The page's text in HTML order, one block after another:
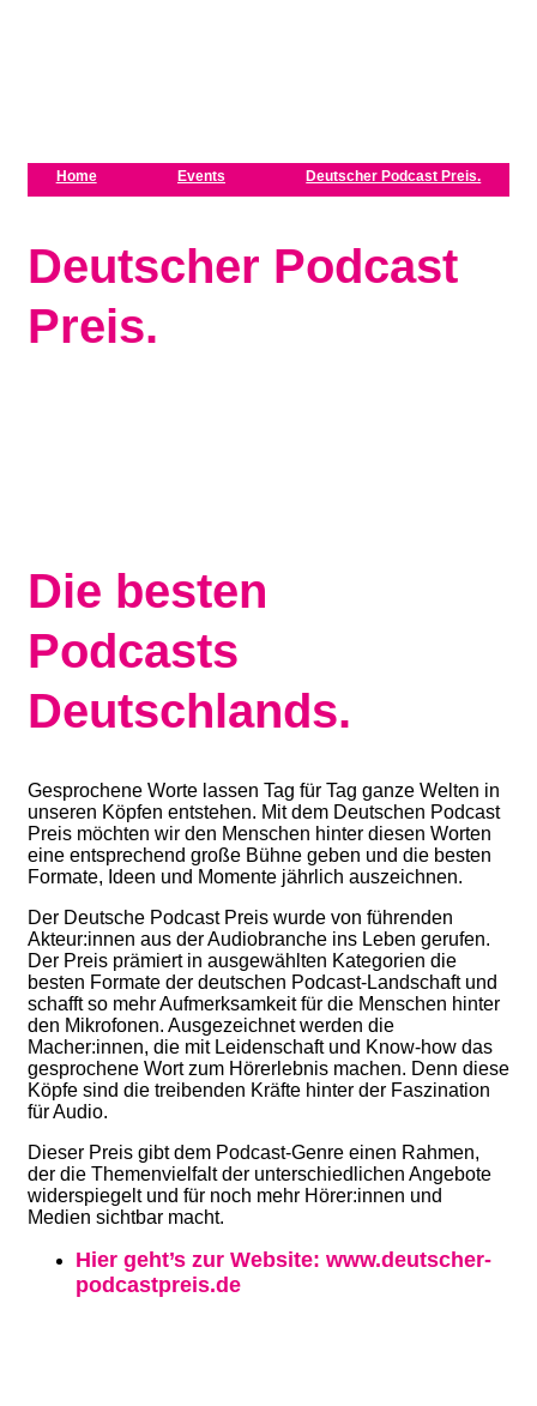
Home Events Deutscher Podcast Preis.
Deutscher Podcast
Preis.
Die besten
Podcasts
Deutschlands.
Gesprochene Worte lassen Tag für Tag ganze Welten in
unseren Köpfen entstehen. Mit dem Deutschen Podcast
Preis möchten wir den Menschen hinter diesen Worten
eine entsprechend große Bühne geben und die besten
Formate, Ideen und Momente jährlich auszeichnen.
Der Deutsche Podcast Preis wurde von führenden
Akteur:innen aus der Audiobranche ins Leben gerufen.
Der Preis prämiert in ausgewählten Kategorien die
besten Formate der deutschen Podcast-Landschaft und
schafft so mehr Aufmerksamkeit für die Menschen hinter
den Mikrofonen. Ausgezeichnet werden die
Macher:innen, die mit Leidenschaft und Know-how das
gesprochene Wort zum Hörerlebnis machen. Denn diese
Köpfe sind die treibenden Kräfte hinter der Faszination
für Audio.
Dieser Preis gibt dem Podcast-Genre einen Rahmen,
der die Themenvielfalt der unterschiedlichen Angebote
widerspiegelt und für noch mehr Hörer:innen und
Medien sichtbar macht.
Hier geht’s zur Website: www.deutscher-
podcastpreis.de